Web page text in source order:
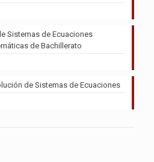
Sistemas de Ecuaciones
de Bachillerato
de Sistemas de Ecuaciones